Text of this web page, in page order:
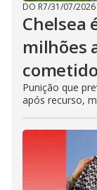
DO R7/31/07/2026
Chelsea
milhões
Punição que
após recurso,